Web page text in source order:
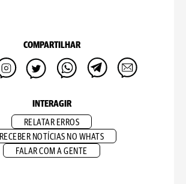
COMPARTILHAR
INTERAGIR
RELATAR ERROS
RECEBER NOTÍCIAS NO WHATS
FALAR COM A GENTE